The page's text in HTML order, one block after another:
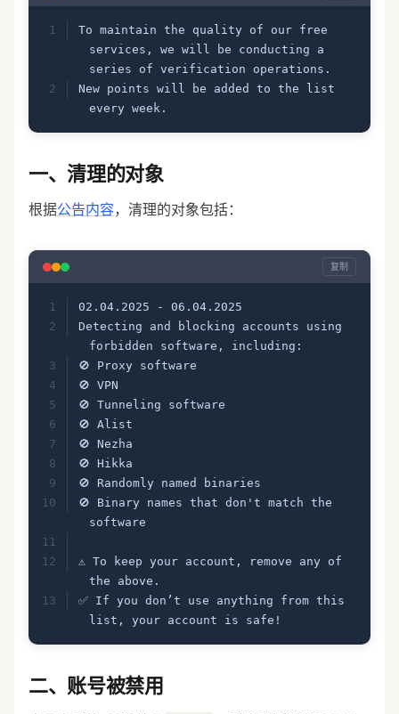
To maintain the quality of our free
services, we will be conducting a
series of verification operations.
New points will be added to the list
every week.
一、清理的对象
根据公告内容，清理的对象包括：
复制
02.04.2025 - 06.04.2025
Detecting and blocking accounts using
forbidden software, including:
🚫 Proxy software
🚫 VPN
🚫 Tunneling software
🚫 Alist
🚫 Nezha
🚫 Hikka
🚫 Randomly named binaries
🚫 Binary names that don't match the
software
⚠️ To keep your account, remove any of
the above.
✅ If you don’t use anything from this
list, your account is safe!
二、账号被禁用